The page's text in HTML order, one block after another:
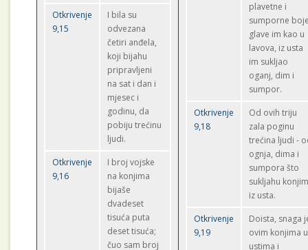
Otkrivenje
9,15
I bila su
odvezana
četiri anđela,
koji bijahu
pripravljeni
na sat i dan i
mjesec i
godinu, da
pobiju trećinu
ljudi.
Otkrivenje
9,16
I broj vojske
na konjima
bijaše
dvadeset
tisuća puta
deset tisuća;
čuo sam broj
plavetne i
sumporne
glave im kao u
lavova, iz usta
im sukljao
oganj, dim i
sumpor.
Otkrivenje
9,18
Od ovih triju
zala poginu
trećina ljudi -
ognja, dima i
sumpora što
sukljahu
iz usta.
Otkrivenje
9,19
Doista, snaga
ovim konjima u
ustima i